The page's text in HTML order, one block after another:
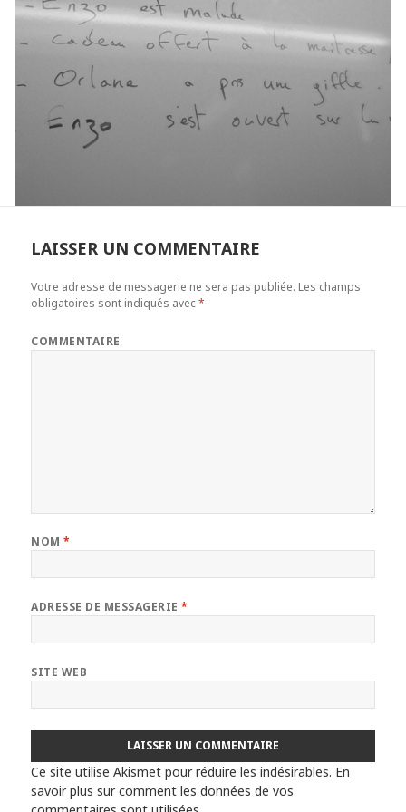
LAISSER UN COMMENTAIRE
Votre adresse de messagerie ne sera pas publiée. Les champs
obligatoires sont indiqués avec*
COMMENTAIRE
NOM*
ADRESSE DE MESSAGERIE*
SITE WEB
Ce site utilise Akismet pour réduire les indésirables. En
savoir plus sur comment les données de vos